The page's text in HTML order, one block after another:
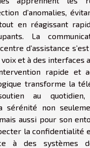
d’anomalies,
en réagissant
La
d’assistance
et à des interfaces
rapide et
transforme la
au quotidien,
sérénité non
aussi pour son
la confidentialité
à des systèmes